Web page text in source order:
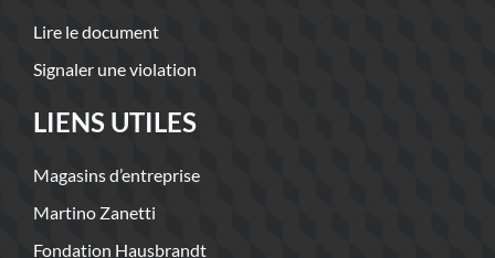
Lire le document
Signaler une violation
LIENS UTILES
Magasins d’entreprise
Martino Zanetti
Fondation Hausbrandt